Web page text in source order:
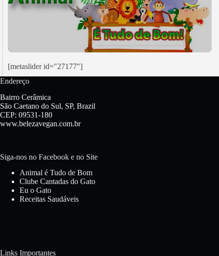
[metaslider id="27177"]
Endereço
Bairro Cerâmica
São Caetano do Sul, SP, Brazil
CEP: 09531-180
www.belezavegan.com.br
Siga-nos no Facebook e no Site
Animal é Tudo de Bom
Clube Cantadas do Gato
Eu o Gato
Receitas Saudáveis
Links Importantes